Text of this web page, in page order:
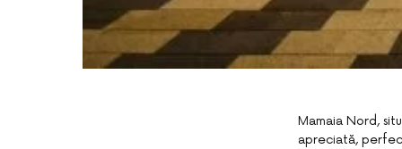
Mamaia Nord,
apreciată,